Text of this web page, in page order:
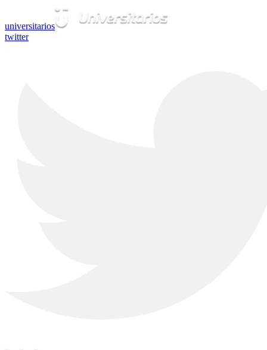
universitarios
twitter